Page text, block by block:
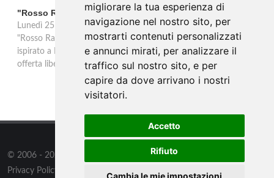
migliorare la tua esperienza di
navigazione nel nostro sito, per
mostrarti contenuti personalizzati
e annunci mirati, per analizzare il
traffico sul nostro sito, e per
capire da dove arrivano i nostri
visitatori.
Accetto
Rifiuto
Cambia le mie impostazioni
"Rosso Rame" in scena a Collepasso il 25 agosto
Lunedì 25 agosto al Palazzo Baronale di Collepasso va in scena
"Rosso Rame", spettacolo di Mary Negro e Gabriele Polimeno
ispirato a Dario Fo e Franca Rame. Ingresso con prenotazione e
offerta libera alle ore 21.
© 2006 - 2026
all rights reserved.
Privacy Policy
Preferenze sui Cookies